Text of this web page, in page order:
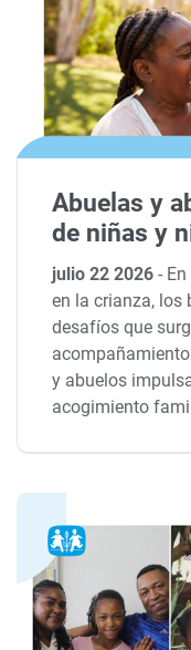
Abuelas y
de niñas y
julio 22 2026-
en la crianza, los
desafíos que
y abuelos
acogimiento